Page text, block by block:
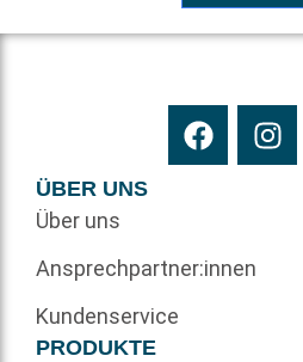
ÜBER UNS
Über uns
Ansprechpartner:innen
Kundenservice
PRODUKTE